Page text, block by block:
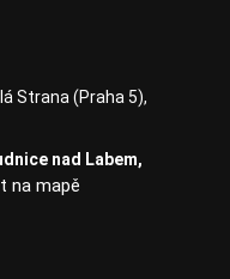
Strana (Praha 5),
nad Labem,
na mapě